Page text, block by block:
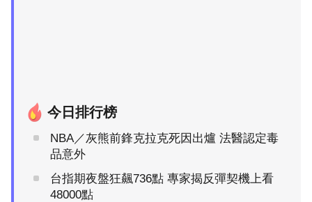
今日排行榜
NBA／灰熊前鋒克拉克死因出爐 法醫認定毒
品意外
台指期夜盤狂飆736點 專家揭反彈契機上看
48000點